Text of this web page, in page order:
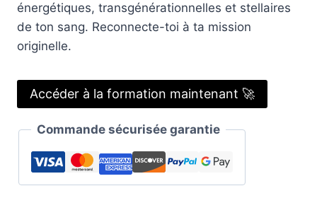
énergétiques, transgénérationnelles et stellaires
de ton sang. Reconnecte-toi à ta mission
originelle.
Accéder à la formation maintenant 🚀
Commande sécurisée garantie